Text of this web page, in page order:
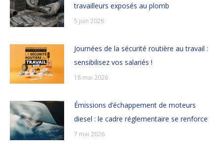
travailleurs exposés au plomb
5 juin 2026
Journées de la sécurité routière au travail :
sensibilisez vos salariés !
18 mai 2026
Émissions d’échappement de moteurs
diesel : le cadre réglementaire se renforce
7 mai 2026